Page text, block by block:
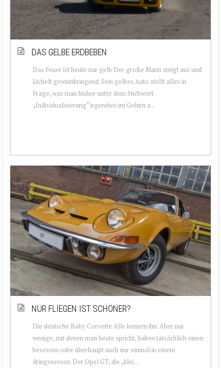
DAS GELBE ERDBEBEN
Das Feuer ist heute nur gelb Der große Mann steigt aus und
lächelt gewinnbringend. Sein gelbes Auto stellt alles in
Frage, was man bisher unter dem Stichwort
„Individualisierung“ irgendwo im Gehirn a...
NUR FLIEGEN IST SCHÖNER?
Die deutsche Baby Corvette Alle kennen ihn. Aber nur
wenige, mit denen man heute spricht, haben tatsächlich einen
besessen oder überhaupt auch nur einmal in einem
dringesessen. Der Opel GT, die „klei...